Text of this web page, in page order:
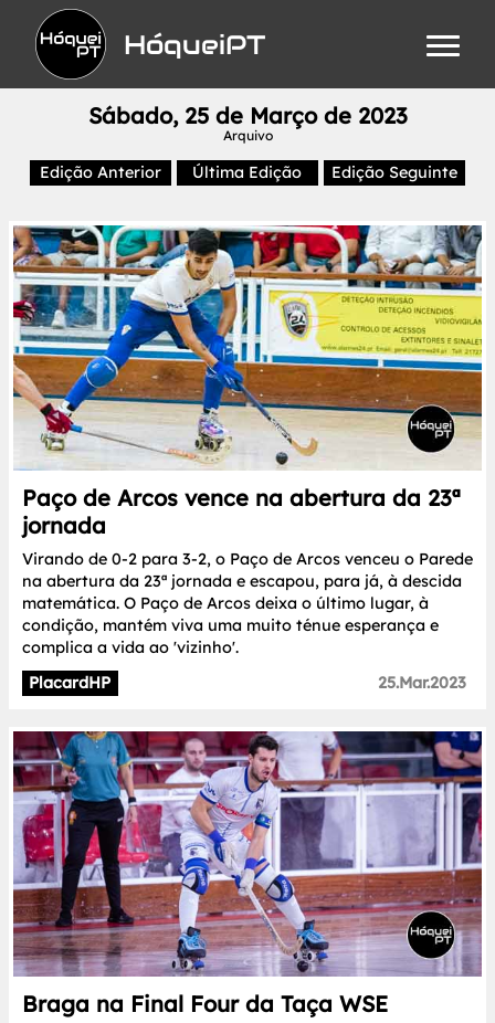
HóqueiPT
Sábado, 25 de Março de 2023
Arquivo
Edição Anterior Última Edição Edição Seguinte
Paço de Arcos vence na abertura da 23ª
jornada
Virando de 0-2 para 3-2, o Paço de Arcos venceu o Parede
na abertura da 23ª jornada e escapou, para já, à descida
matemática. O Paço de Arcos deixa o último lugar, à
condição, mantém viva uma muito ténue esperança e
complica a vida ao 'vizinho'.
PlacardHP
25.Mar.2023
Braga na Final Four da Taça WSE